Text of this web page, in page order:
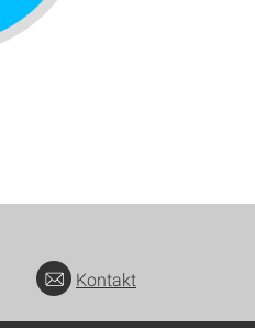
Kontakt